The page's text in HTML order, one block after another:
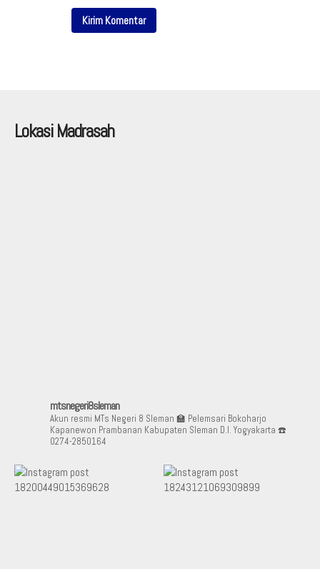
Lokasi Madrasah
mtsnegeri8sleman
Akun resmi MTs Negeri 8 Sleman 🏫 Pelemsari Bokoharjo
Kapanewon Prambanan Kabupaten Sleman D.I. Yogyakarta ☎️
0274-2850164